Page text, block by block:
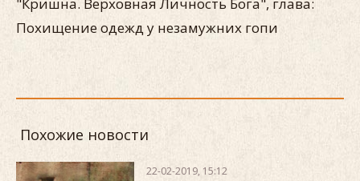
Похищение одежд у незамужних гопи
Похожие новости
22-02-2019, 15:12